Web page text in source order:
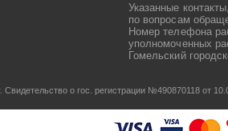
Указанные
по вопросам
Номер телефона
уполномоченных
Гомельский
Свидетельство о гос. регистрации №490870118 от